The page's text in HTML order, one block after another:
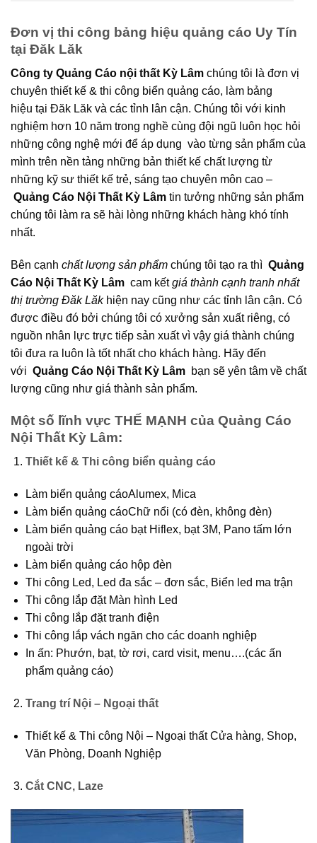
Đơn vị thi công bảng hiệu quảng cáo Uy Tín
tại Đăk Lăk
Công ty Quảng Cáo nội thất Kỳ Lâm chúng tôi là đơn vị
chuyên thiết kế & thi công biển quảng cáo, làm bảng
hiệu tại Đăk Lăk và các tỉnh lân cận. Chúng tôi với kinh
nghiệm hơn 10 năm trong nghề cùng đội ngũ luôn học hỏi
những công nghệ mới để áp dụng vào từng sản phẩm của
mình trên nền tảng những bản thiết kế chất lượng từ
những kỹ sư thiết kế trẻ, sáng tạo chuyên môn cao –
Quảng Cáo Nội Thất Kỳ Lâm tin tưởng những sản phẩm
chúng tôi làm ra sẽ hài lòng những khách hàng khó tính
nhất.
Bên cạnh chất lượng sản phẩm chúng tôi tạo ra thì Quảng
Cáo Nội Thất Kỳ Lâm cam kếtgiá thành cạnh tranh nhất
thị trường Đăk Lăkhiện nay cũng như các tỉnh lân cận. Có
được điều đó bởi chúng tôi có xưởng sản xuất riêng, có
nguồn nhân lực trực tiếp sản xuất vì vậy giá thành chúng
tôi đưa ra luôn là tốt nhất cho khách hàng. Hãy đến
với Quảng Cáo Nội Thất Kỳ Lâm bạn sẽ yên tâm về chất
lượng cũng như giá thành sản phẩm.
Một số lĩnh vực THẾ MẠNH của Quảng Cáo
Nội Thất Kỳ Lâm:
Thiết kế & Thi công biển quảng cáo
Làm biển quảng cáoAlumex, Mica
Làm biển quảng cáoChữ nổi (có đèn, không đèn)
Làm biển quảng cáo bạt Hiflex, bạt 3M, Pano tấm lớn
ngoài trời
Làm biển quảng cáo hộp đèn
Thi công Led, Led đa sắc – đơn sắc, Biển led ma trận
Thi công lắp đặt Màn hình Led
Thi công lắp đặt tranh điện
Thi công lắp vách ngăn cho các doanh nghiệp
In ấn: Phướn, bạt, tờ rơi, card visit, menu….(các ấn
phẩm quảng cáo)
Trang trí Nội – Ngoại thất
Thiết kế & Thi công Nội – Ngoại thất Cửa hàng, Shop,
Văn Phòng, Doanh Nghiệp
Cắt CNC, Laze